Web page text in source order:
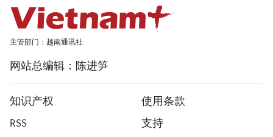
主管部门：越南通讯社
网站总编辑：陈进笋
知识产权
使用条款
RSS
支持